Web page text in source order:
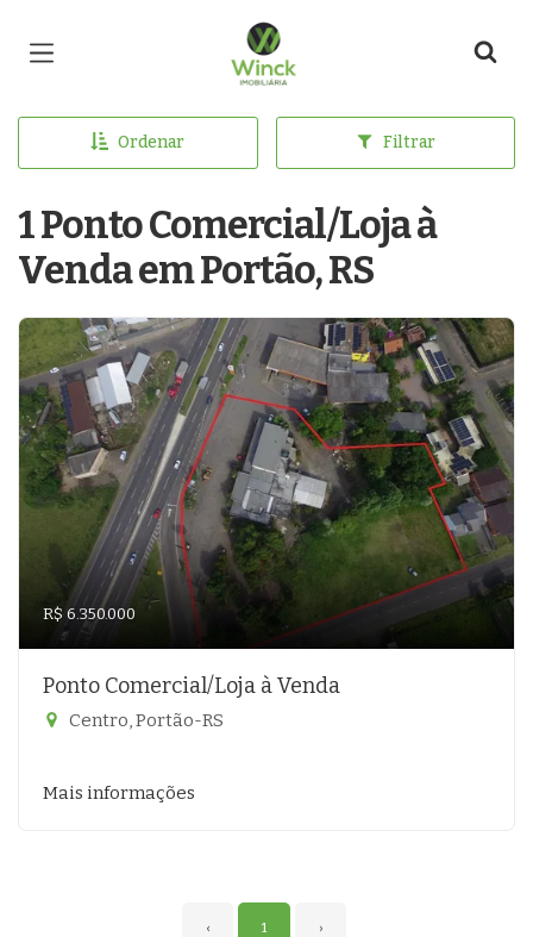
Página inicial
Ordenar Filtrar
1 Ponto Comercial/Loja à
Venda em Portão, RS
R$ 6.350.000
Ponto Comercial/Loja à Venda
Centro, Portão-RS
Mais informações
‹ 1 ›